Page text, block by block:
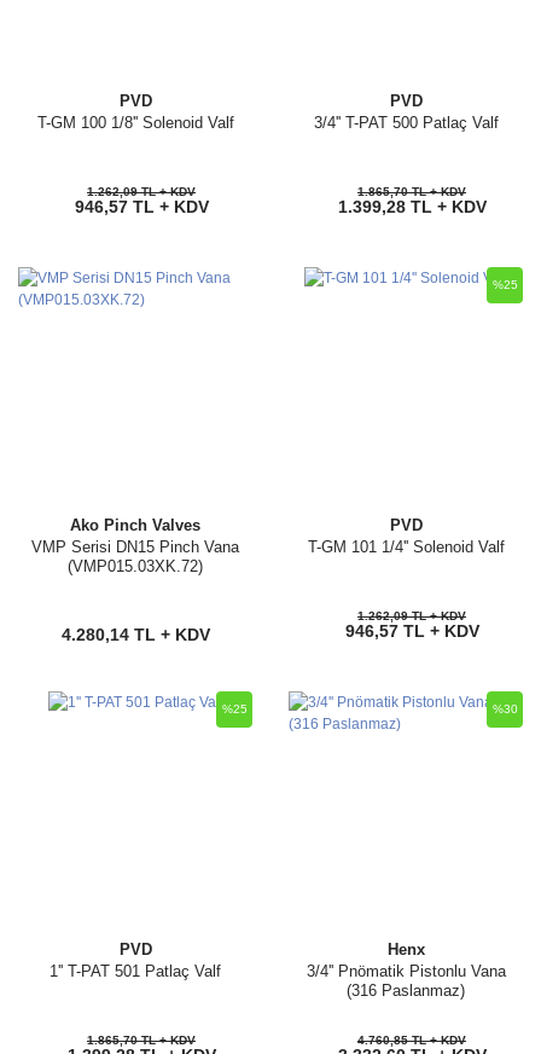
PVD
T-GM 100 1/8'' Solenoid Valf
1.262,09 TL + KDV
946,57 TL + KDV
PVD
3/4'' T-PAT 500 Patlaç Valf
1.865,70 TL + KDV
1.399,28 TL + KDV
Ako Pinch Valves
VMP Serisi DN15 Pinch Vana
(VMP015.03XK.72)
4.280,14 TL + KDV
PVD
T-GM 101 1/4'' Solenoid Valf
%25
1.262,09 TL + KDV
946,57 TL + KDV
PVD
1'' T-PAT 501 Patlaç Valf
%25
1.865,70 TL + KDV
Henx
3/4'' Pnömatik Pistonlu Vana
(316 Paslanmaz)
%30
4.760,85 TL + KDV